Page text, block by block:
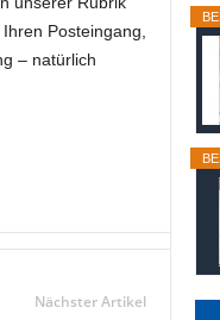
Posteingang,
– natürlich
Nächster Artikel